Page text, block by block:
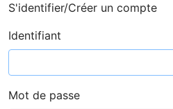
S'identifier/Créer un compte
Identifiant
Mot de passe